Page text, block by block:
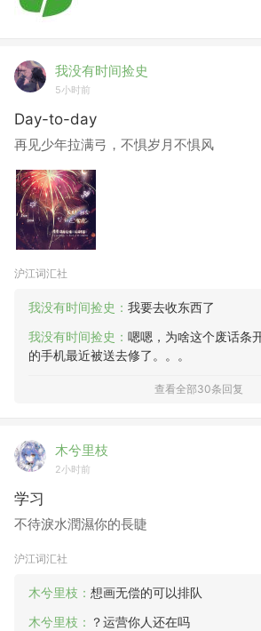
我没有时间捡史
5小时前
Day-to-day
再见少年拉满弓，不惧岁月不惧风
沪江词汇社
我没有时间捡史： 我要去收东西了
我没有时间捡史： 嗯嗯，为啥这个废话条
的手机最近被送去修了。。。
查看全部30条回复
木兮里枝
2小时前
学习
不待淚水潤濕你的長睫
沪江词汇社
木兮里枝： 想画无偿的可以排队
木兮里枝： ？运营你人还在吗